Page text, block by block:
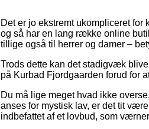
Det er jo ekstremt ukompliceret
og så har en lang række online
tillige også til herrer og damer –
Trods dette kan det stadigvæk
på Kurbad Fjordgaarden forud for
Du må lige meget hvad ikke
anses for mystisk lav, er det tit
indbefattet af et lovbud, som